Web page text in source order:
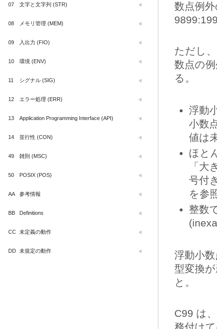
数点例
ただし
数点の
る。
浮動
小数
値は
ほと
「大
号付
を参
整数
浮動小
型変換
と。
C99 は
07 文字と文字列 (STR)
08 メモリ管理 (MEM)
09 入出力 (FIO)
10 環境 (ENV)
11 シグナル (SIG)
12 エラー処理 (ERR)
13 Application Programming Interface (API)
14 並行性 (CON)
49 雑則 (MSC)
50 POSIX (POS)
AA 参考情報
BB Definitions
CC 未定義の動作
DD 未規定の動作